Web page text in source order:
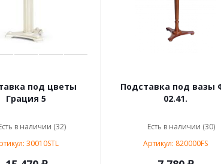
под цветы
Грация 5
в наличии (32)
30010STL
Подставка под вазы
02.41.
Есть в наличии (30)
Артикул: 820000FS